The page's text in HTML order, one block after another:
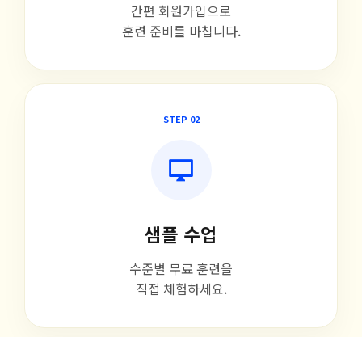
간편 회원가입으로
훈련 준비를 마칩니다.
STEP 02
샘플 수업
수준별 무료 훈련을
직접 체험하세요.